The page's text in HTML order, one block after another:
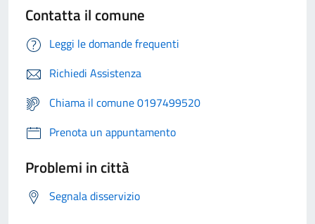
Contatta il comune
Leggi le domande frequenti
Richiedi Assistenza
Chiama il comune 0197499520
Prenota un appuntamento
Problemi in città
Segnala disservizio